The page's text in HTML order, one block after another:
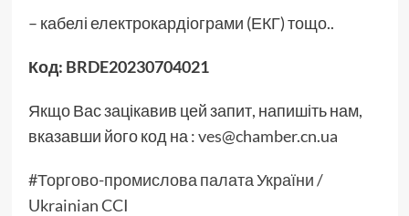
– кабелі електрокардіограми (ЕКГ) тощо..
Код: BRDE20230704021
Якщо Вас зацікавив цей запит, напишіть нам,
вказавши його код на :ves@chamber.cn.ua
#Торгово-промислова палата України /
Ukrainian CCI